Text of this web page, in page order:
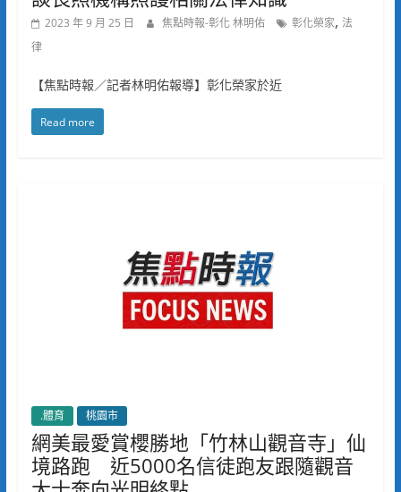
2023 年 9 月 25 日 焦點時報-彰化 林明佑 彰化榮家, 法
律
【焦點時報／記者林明佑報導】彰化榮家於近
Read more
.體育 桃園市
網美最愛賞櫻勝地「竹林山觀音寺」仙
境路跑 近5000名信徒跑友跟隨觀音